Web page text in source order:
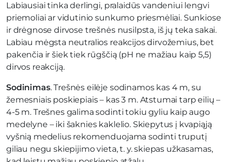
Labiausiai tinka derlingi, pralaidūs vandeniui lengvi
priemoliai ar vidutinio sunkumo priesmėliai. Sunkiose
ir drėgnose dirvose trešnės nusilpsta, iš jų teka sakai.
Labiau mėgsta neutralios reakcijos dirvožemius, bet
pakenčia ir šiek tiek rūgščią (pH ne mažiau kaip 5,5)
dirvos reakciją.
Sodinimas. Trešnės eilėje sodinamos kas 4 m, su
žemesniais poskiepiais – kas 3 m. Atstumai tarp eilių –
4-5 m. Trešnes galima sodinti tokiu gyliu kaip augo
medelyne – iki šaknies kaklelio. Skiepytus į kvapiąją
vyšnią medelius rekomenduojama sodinti truputį
giliau negu skiepijimo vieta, t. y. skiepas užkasamas,